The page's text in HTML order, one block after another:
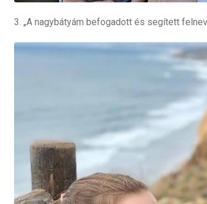
3. „A nagybátyám befogadott és segített